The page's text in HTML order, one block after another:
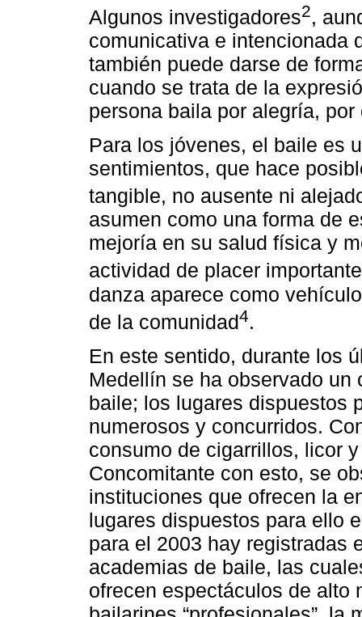
Algunos investigadores2,
comunicativa e intencionada
también puede darse de
cuando se trata de la
persona baila por alegría,
Para los jóvenes, el baile es
sentimientos, que hace
tangible, no ausente ni
asumen como una forma de
mejoría en su salud física y
actividad de placer
danza aparece como
de la comunidad4.
En este sentido, durante los
Medellín se ha observado
baile; los lugares dispuestos
numerosos y concurridos.
consumo de cigarrillos, licor
Concomitante con esto, se
instituciones que ofrecen la
lugares dispuestos para ello
para el 2003 hay registradas
academias de baile, las
ofrecen espectáculos de alto